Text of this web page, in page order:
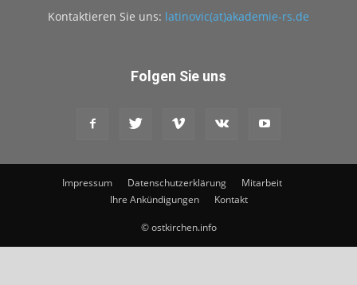
Kontaktieren Sie uns: latinovic(at)akademie-rs.de
Folgen Sie uns
Impressum Datenschutzerklärung
Mitarbeit
Ihre Ankündigungen
Kontakt
© ostkirchen.info